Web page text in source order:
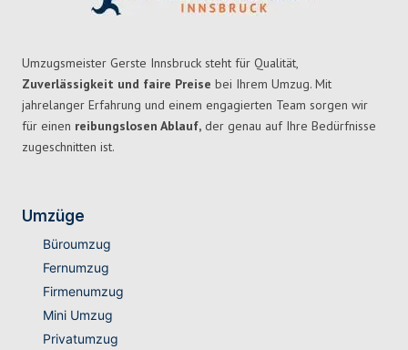
Umzugsmeister Gerste Innsbruck steht für Qualität,
Zuverlässigkeit und faire Preise bei Ihrem Umzug. Mit
jahrelanger Erfahrung und einem engagierten Team sorgen wir
für einen reibungslosen Ablauf, der genau auf Ihre Bedürfnisse
zugeschnitten ist.
Umzüge
Büroumzug
Fernumzug
Firmenumzug
Mini Umzug
Privatumzug